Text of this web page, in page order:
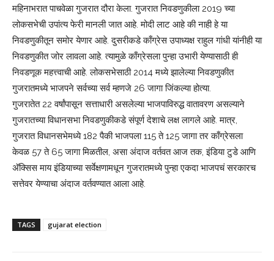
महिनाभरात पाचवेळा गुजरात दौरा केला. गुजरात निवडणुकीला 2019 च्या
लोकसभेची उपांत्य फेरी मानली जात आहे. मोदी लाट आहे की नाही हे या
निवडणुकीतून समोर येणार आहे. दुसरीकडे काँग्रेस उपाध्यक्ष राहुल गांधी यांनीही या
निवडणुकीत जोर लावला आहे. त्यामुळे काँग्रेसला पुन्हा उभारी येण्यासाठी ही
निवडणूक महत्त्वाची आहे. लोकसभेसाठी 2014 मध्ये झालेल्या निवडणुकीत
गुजरातमध्ये भाजपने सर्वच्या सर्व म्हणजे 26 जागा जिंकल्या होत्या.
गुजरातेत 22 वर्षांपासून सत्ताधारी असलेल्या भाजपाविरुद्ध वातावरण असल्याने
गुजरातच्या विधानसभा निवडणुकीकडे संपूर्ण देशाचे लक्ष लागले आहे. मात्र,
गुजरात विधानसभेमध्ये 182 पैकी भाजपला 115 ते 125 जागा तर काँग्रेसला
केवळ 57 ते 65 जागा मिळतील, असा अंदाज वर्तवत आज तक, इंडिया टुडे आणि
अ‍ॅक्सिस माय इंडियाच्या सर्वेक्षणामधून गुजरातमध्ये पुन्हा एकदा भाजपचं सरकारच
सत्तेवर येण्याचा अंदाज वर्तवण्यात आला आहे.
TAGS gujarat election